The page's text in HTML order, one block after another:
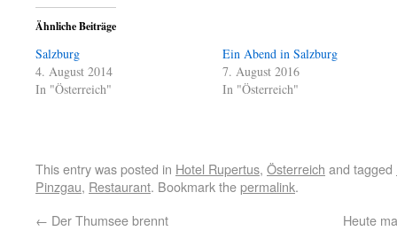
Ähnliche Beiträge
Salzburg
4. August 2014
In "Österreich"
Ein Abend in Salzburg
7. August 2016
In "Österreich"
This entry was posted in Hotel Rupertus, Österreich and tagged
Pinzgau, Restaurant. Bookmark thepermalink.
← Der Thumsee brennt Heute